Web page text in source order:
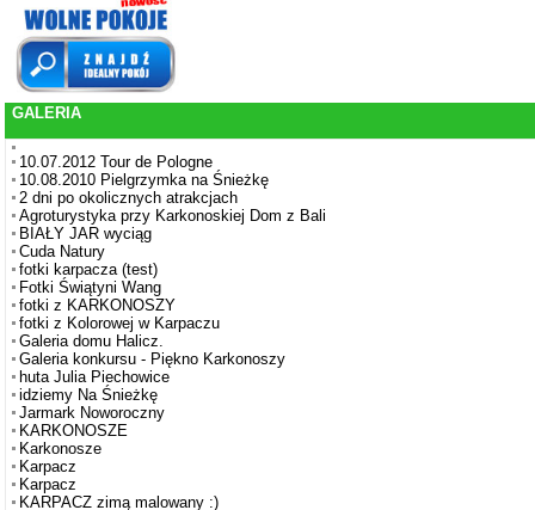
GALERIA
10.07.2012 Tour de Pologne
10.08.2010 Pielgrzymka na Śnieżkę
2 dni po okolicznych atrakcjach
Agroturystyka przy Karkonoskiej Dom z Bali
BIAŁY JAR wyciąg
Cuda Natury
fotki karpacza (test)
Fotki Świątyni Wang
fotki z KARKONOSZY
fotki z Kolorowej w Karpaczu
Galeria domu Halicz.
Galeria konkursu - Piękno Karkonoszy
huta Julia Piechowice
idziemy Na Śnieżkę
Jarmark Noworoczny
KARKONOSZE
Karkonosze
Karpacz
Karpacz
KARPACZ zimą malowany :)